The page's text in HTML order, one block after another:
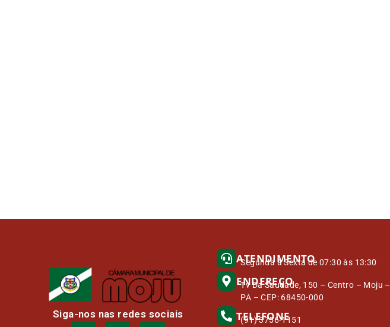
Siga-nos nas redes sociais
ATENDIMENTO
Segunda à Sexta de 07:30 às 13:30
ENDEREÇO
Tv Da Saudade, 150 – Centro – Moju –
PA – CEP: 68450-000
TELEFONE
(91) 3756-1151